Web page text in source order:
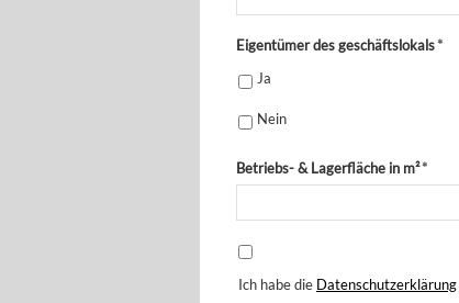
Eigentümer des geschäftslokals*
Ja
Nein
Betriebs- & Lagerfläche in m²*
Ich habe die Datenschutzerklärung